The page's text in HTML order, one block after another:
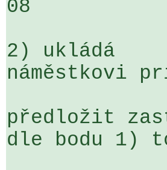
08
2) ukládá
náměstkovi
předložit
dle bodu 1)